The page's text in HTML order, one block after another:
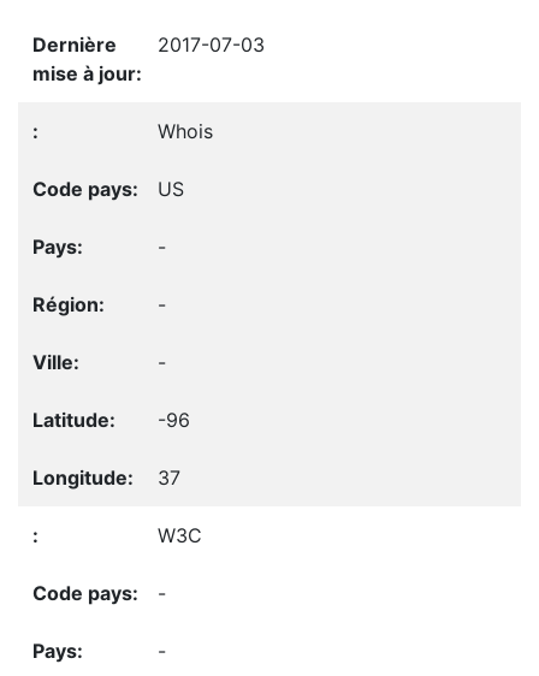
2017-07-03
Whois
US
-
-
-
-96
37
W3C
-
-